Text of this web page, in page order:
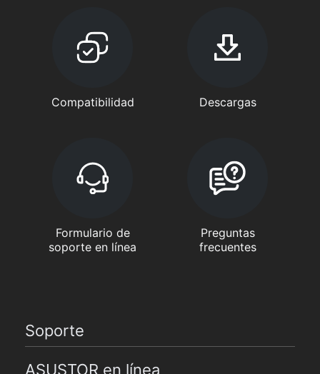
Compatibilidad Descargas
Formulario de
soporte en línea
Preguntas
frecuentes
Soporte
ASUSTOR en línea